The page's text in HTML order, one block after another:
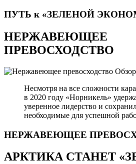
ПУТЬ к «ЗЕЛЕНОЙ
НЕРЖАВЕЮЩЕЕ
ПРЕВОСХОДСТВО
Несмотря на все сложности
в 2020 году «Норникель»
уверенное лидерство и
необходимые для успешной
НЕРЖАВЕЮЩЕЕ
АРКТИКА СТАНЕТ